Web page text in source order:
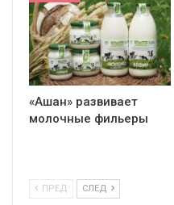
«Ашан» развивает
молочные фильеры
ПРЕД СЛЕД